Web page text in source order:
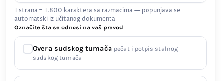
1 strana = 1.800 karaktera sa razmacima — popunjava se
automatski iz učitanog dokumenta
Označite šta se odnosi na vaš prevod
Overa sudskog tumača pečat i potpis stalnog
sudskog tumača